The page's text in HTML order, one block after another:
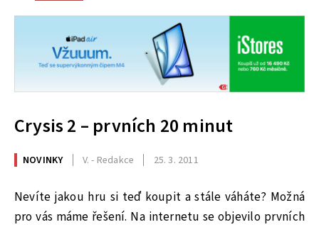
Crysis 2 – prvních 20 minut
NOVINKY V. - Redakce 25. 3. 2011
Nevíte jakou hru si teď koupit a stále váháte? Možná
pro vás máme řešení. Na internetu se objevilo prvních